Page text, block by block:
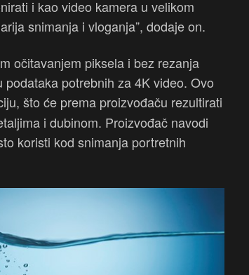
i kao video kamera u velikom
snimanja i vloganja”, dodaje on.
očitavanjem piksela i bez rezanja
potrebnih za 4K video. Ovo
što će prema proizvođaču rezultirati
i dubinom. Proizvođač navodi
koristi kod snimanja portretnih